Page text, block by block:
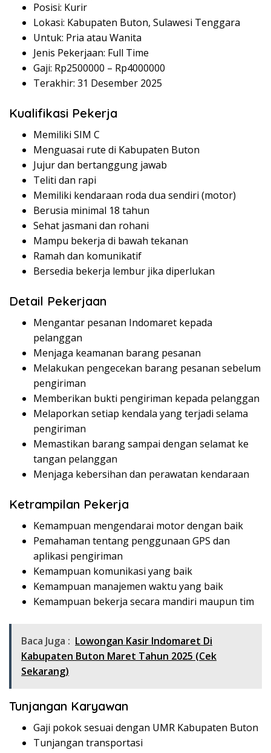
Posisi: Kurir
Lokasi: Kabupaten Buton, Sulawesi Tenggara
Untuk: Pria atau Wanita
Jenis Pekerjaan: Full Time
Gaji: Rp2500000 – Rp4000000
Terakhir: 31 Desember 2025
Kualifikasi Pekerja
Memiliki SIM C
Menguasai rute di Kabupaten Buton
Jujur dan bertanggung jawab
Teliti dan rapi
Memiliki kendaraan roda dua sendiri (motor)
Berusia minimal 18 tahun
Sehat jasmani dan rohani
Mampu bekerja di bawah tekanan
Ramah dan komunikatif
Bersedia bekerja lembur jika diperlukan
Detail Pekerjaan
Mengantar pesanan Indomaret kepada
pelanggan
Menjaga keamanan barang pesanan
Melakukan pengecekan barang pesanan sebelum
pengiriman
Memberikan bukti pengiriman kepada pelanggan
Melaporkan setiap kendala yang terjadi selama
pengiriman
Memastikan barang sampai dengan selamat ke
tangan pelanggan
Menjaga kebersihan dan perawatan kendaraan
Ketrampilan Pekerja
Kemampuan mengendarai motor dengan baik
Pemahaman tentang penggunaan GPS dan
aplikasi pengiriman
Kemampuan komunikasi yang baik
Kemampuan manajemen waktu yang baik
Kemampuan bekerja secara mandiri maupun tim
Baca Juga : Lowongan Kasir Indomaret Di
Kabupaten Buton Maret Tahun 2025 (Cek
Sekarang)
Tunjangan Karyawan
Gaji pokok sesuai dengan UMR Kabupaten Buton
Tunjangan transportasi